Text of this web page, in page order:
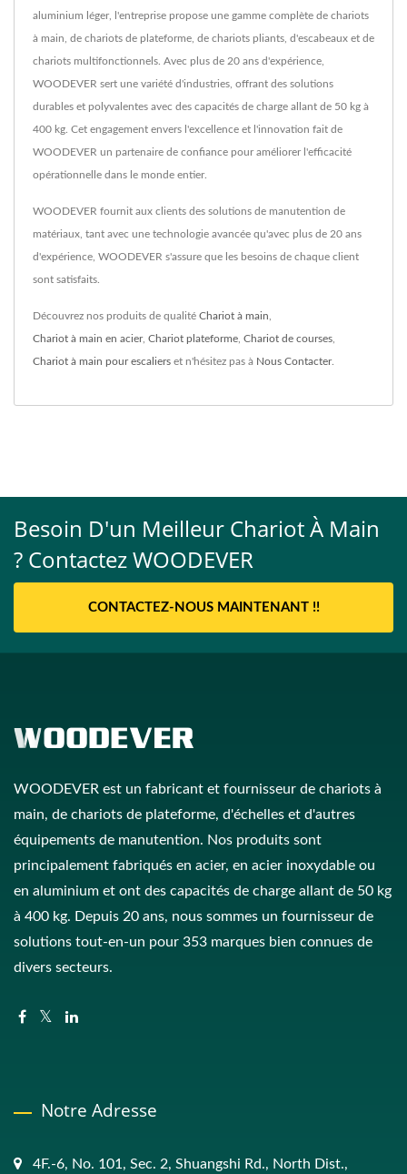
aluminium léger, l'entreprise propose une gamme complète de chariots
à main, de chariots de plateforme, de chariots pliants, d'escabeaux et de
chariots multifonctionnels. Avec plus de 20 ans d'expérience,
WOODEVER sert une variété d'industries, offrant des solutions
durables et polyvalentes avec des capacités de charge allant de 50 kg à
400 kg. Cet engagement envers l'excellence et l'innovation fait de
WOODEVER un partenaire de confiance pour améliorer l'efficacité
opérationnelle dans le monde entier.
WOODEVER fournit aux clients des solutions de manutention de
matériaux, tant avec une technologie avancée qu'avec plus de 20 ans
d'expérience, WOODEVER s'assure que les besoins de chaque client
sont satisfaits.
Découvrez nos produits de qualité Chariot à main
Chariot à main en acier, Chariot plateforme Chariot de courses
Chariot à main pour escaliers et n'hésitez pas à Nous Contacter.
Besoin D'un Meilleur Chariot À Main
? Contactez WOODEVER
CONTACTEZ-NOUS MAINTENANT !!
WOODEVER est un fabricant et fournisseur de chariots à
main, de chariots de plateforme, d'échelles et d'autres
équipements de manutention. Nos produits sont
principalement fabriqués en acier, en acier inoxydable ou
en aluminium et ont des capacités de charge allant de 50 kg
à 400 kg. Depuis 20 ans, nous sommes un fournisseur de
solutions tout-en-un pour 353 marques bien connues de
divers secteurs.
Notre Adresse
4F.-6, No. 101, Sec. 2, Shuangshi Rd., North Dist.,